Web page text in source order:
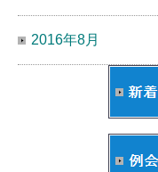
2016年8月